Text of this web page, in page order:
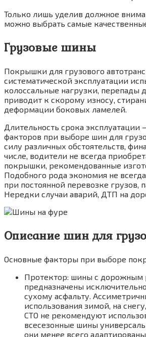
Только лишь уделив должное
можно выбрать самые
Грузовые шины
Покрышки для грузового
систематической эксплуатации
колоссальные нагрузки, перепады
приводит к скорому износу,
деформации боковых ламелей.
Длительность срока эксплуатации
факторов при выборе шин для
силу различных обстоятельств,
числе, водители не всегда
покрышки, рекомендованные
Подобного рода экономия не
при постоянной перевозке грузов,
Нередки случаи аварий, ДТП на
Описание шин для
Основные факторы при выборе
Протектор: шины с дорожным
предназначены
сухому асфальту.
использования зимой, на
СТО не рекомендуют
всесезонные шины
они менее всего